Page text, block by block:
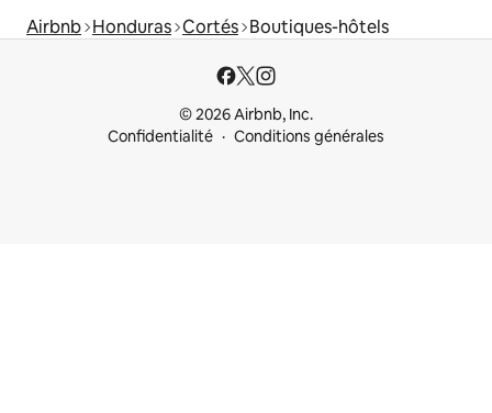
Airbnb Honduras Cortés Boutiques-hôtels
© 2026 Airbnb, Inc.
Confidentialité
Conditions générales